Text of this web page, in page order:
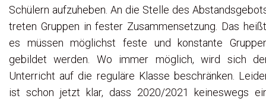
Schülern aufzuheben. An die Stelle des
treten Gruppen in fester Zusammensetzung. Das
es müssen möglichst feste und konstante
gebildet werden. Wo immer möglich, wird sich
Unterricht auf die reguläre Klasse beschränken.
ist schon jetzt klar, dass 2020/2021 keineswegs